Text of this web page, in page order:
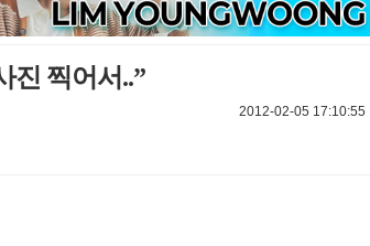
진 찍어서..”
2012-02-05 17:10:55